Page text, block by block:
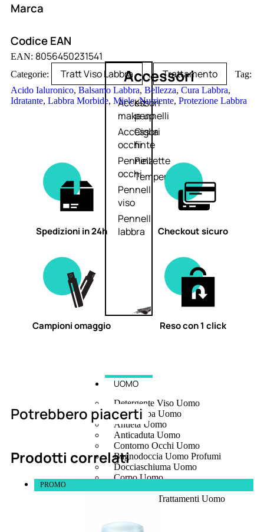
Accessori
Accessori
make up
Accessori
occhi
Pennelli
occhi
Pennelli
viso
Pennelli
labbra
Kit
pennelli
Ciglia
finte
Pinzette
Temperamatite
UOMO
Detergente Viso Uomo
Dopobarba Uomo
Antieta Uomo
Anticaduta Uomo
Contorno Occhi Uomo
Bagnodoccia Uomo Profumi
Docciaschiuma Uomo
Corpo Uomo
Confezioni Trattamenti Uomo
Marca
Codice EAN
EAN: 8056450231541
Categorie: Tratt Viso Labbra , Trattamento
Tag:
Acido Ialuronico, Balsamo Labbra, Bellezza, Cura Labbra,
Idratante, Labbra Morbide, Miele,Nutriente, Protezione Labbra
Spedizioni in 24h Checkout sicuro
Campioni omaggio Reso con 1 click
Potrebbero piacerti
Prodotti correlati
PROMO